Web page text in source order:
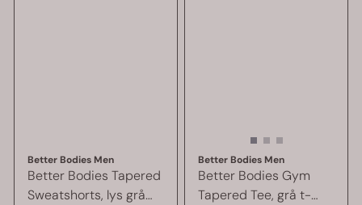
Better Bodies Men
Better Bodies Tapered
Sweatshorts, lys grå
Better Bodies Men
Better Bodies Gym
Tapered Tee, grå t-